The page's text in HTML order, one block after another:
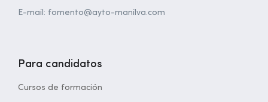
E-mail: fomento@ayto-manilva.com
Para candidatos
Cursos de formación